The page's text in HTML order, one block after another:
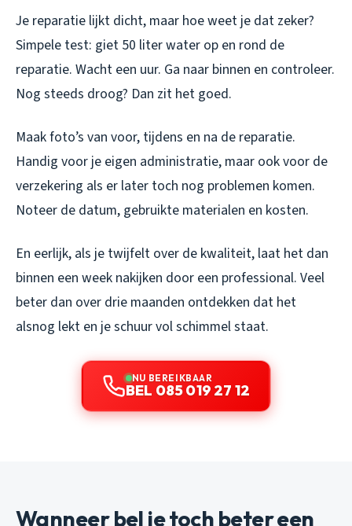
Je reparatie lijkt dicht, maar hoe weet je dat zeker?
Simpele test: giet 50 liter water op en rond de
reparatie. Wacht een uur. Ga naar binnen en controleer.
Nog steeds droog? Dan zit het goed.
Maak foto’s van voor, tijdens en na de reparatie.
Handig voor je eigen administratie, maar ook voor de
verzekering als er later toch nog problemen komen.
Noteer de datum, gebruikte materialen en kosten.
En eerlijk, als je twijfelt over de kwaliteit, laat het dan
binnen een week nakijken door een professional. Veel
beter dan over drie maanden ontdekken dat het
alsnog lekt en je schuur vol schimmel staat.
NU BEREIKBAAR
BEL 085 019 27 12
Wanneer bel je toch beter een